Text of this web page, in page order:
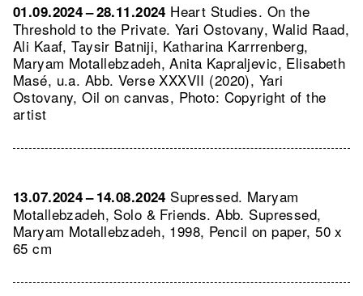
01.09.2024 – 28.11.2024 Heart Studies. On the
Threshold to the Private. Yari Ostovany, Walid Raad,
Ali Kaaf, Taysir Batniji, Katharina Karrrenberg,
Maryam Motallebzadeh, Anita Kapraljevic, Elisabeth
Masé, u.a. Abb. Verse XXXVII (2020), Yari
Ostovany, Oil on canvas, Photo: Copyright of the
artist
13.07.2024 – 14.08.2024 Supressed. Maryam
Motallebzadeh, Solo & Friends.Abb. Supressed,
Maryam Motallebzadeh, 1998, Pencil on paper, 50 x
65 cm